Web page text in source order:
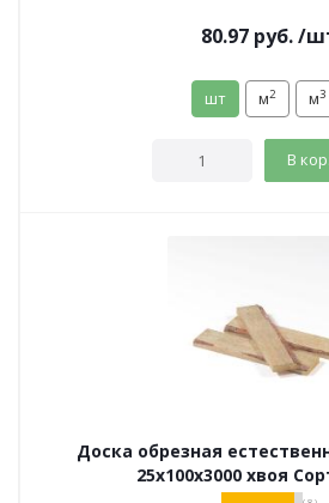
80.97руб. /
шт м2 м3
В
Доска обрезная
25х100х3000 хвоя